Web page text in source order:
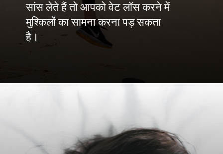
सांस लेते हैं तो आपको वेट लॉस करने में
मुश्किलों का सामना करना पड़ सकता
है।